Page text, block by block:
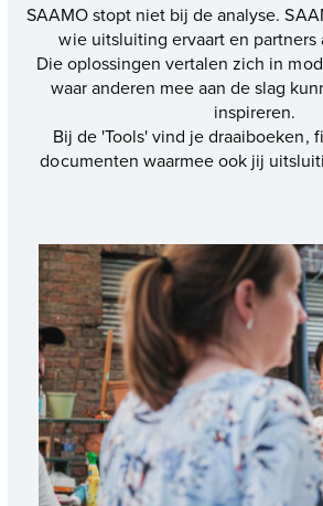
SAAMO stopt niet bij de analyse.
wie uitsluiting ervaart en partners
Die oplossingen vertalen zich in
waar anderen mee aan de slag
inspireren.
Bij de 'Tools' vind je draaiboeken,
documenten waarmee ook jij